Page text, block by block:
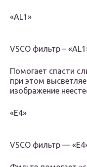
«АL1»
VSCO фильтр –
Помогает спасти
при этом
изображение
«E4»
VSCO фильтр —